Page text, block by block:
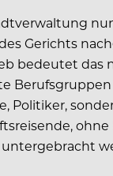
Gerichts
bedeutet das
Politiker,